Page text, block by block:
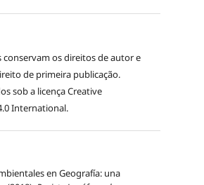
conservam os direitos de autor e
de primeira publicação.
sob a licençaCreative
International.
en Geografía: una